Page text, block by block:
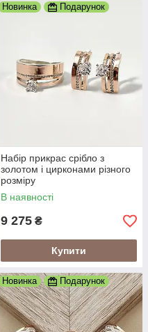
Новинка Подарунок
Набір прикрас срібло з
золотом і цирконами різного
розміру
В наявності
9 275 ₴
Купити
Новинка Подарунок